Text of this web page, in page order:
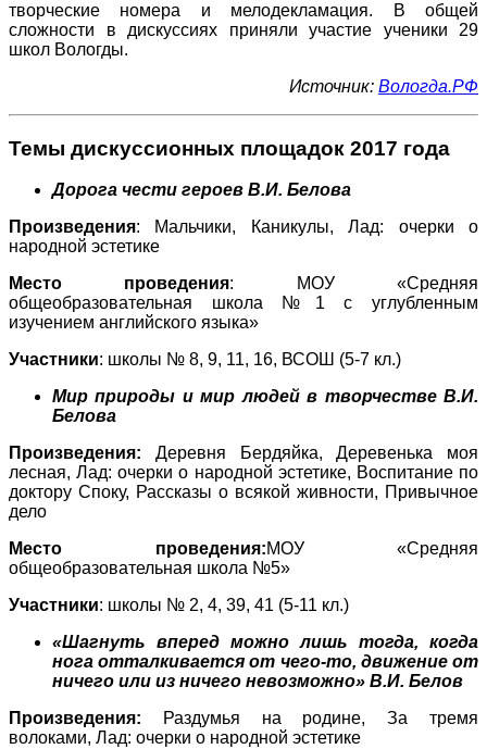
творческие номера и мелодекламация. В общей
сложности в дискуссиях приняли участие ученики 29
школ Вологды.
Источник: Вологда.РФ
Темы дискуссионных площадок 2017 года
Дорога чести героев В.И. Белова
Произведения: Мальчики, Каникулы, Лад: очерки о
народной эстетике
Место проведения: МОУ «Средняя
общеобразовательная школа №1 с углубленным
изучением английского языка»
Участники: школы № 8, 9, 11, 16, ВСОШ (5-7 кл.)
Мир природы и мир людей в творчестве В.И.
Белова
Произведения: Деревня Бердяйка, Деревенька моя
лесная, Лад: очерки о народной эстетике, Воспитание по
доктору Споку, Рассказы о всякой живности, Привычное
дело
Место проведения:МОУ «Средняя
общеобразовательная школа №5»
Участники: школы № 2, 4, 39, 41 (5-11 кл.)
«Шагнуть вперед можно лишь тогда, когда
нога отталкивается от чего-то, движение от
ничего или из ничего невозможно» В.И. Белов
Произведения:
Раздумья на родине, За тремя
волоками, Лад: очерки о народной эстетике